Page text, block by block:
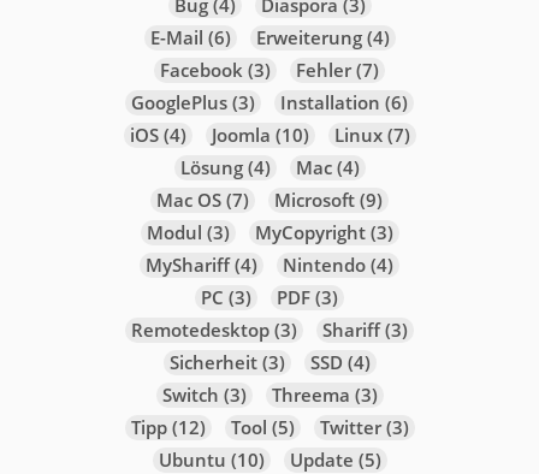
Bug(4) Diaspora (3)
E-Mail (6) Erweiterung(4)
Facebook(3) Fehler(7)
GooglePlus(3) Installation (6)
iOS(4) Joomla (10) Linux(7)
Lösung(4) Mac(4)
Mac OS(7) Microsoft(9)
Modul (3) MyCopyright(3)
MyShariff(4) Nintendo(4)
PC (3) PDF(3)
Remotedesktop(3) Shariff(3)
Sicherheit(3) SSD (4)
Switch (3) Threema (3)
Tipp(12) Tool (5) Twitter(3)
Ubuntu (10) Update (5)